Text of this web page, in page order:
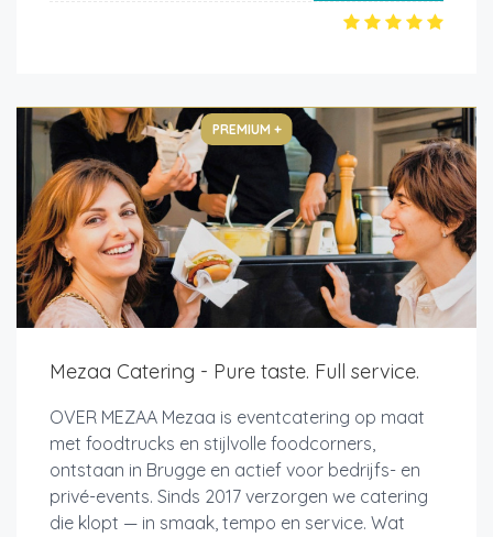
PREMIUM +
Mezaa Catering - Pure taste. Full service.
OVER MEZAA Mezaa is eventcatering op maat
met foodtrucks en stijlvolle foodcorners,
ontstaan in Brugge en actief voor bedrijfs- en
privé-events. Sinds 2017 verzorgen we catering
die klopt — in smaak, tempo en service. Wat